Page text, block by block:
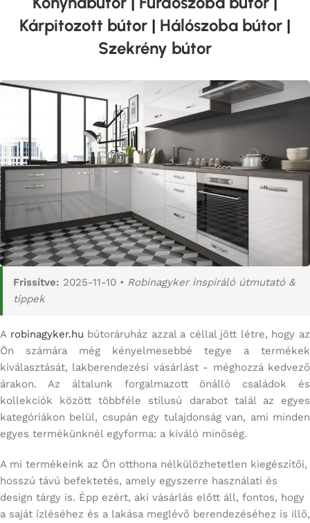
Kárpitozott bútor | Hálószoba bútor |
Szekrény bútor
Frissítve: 2025-11-10 • Robinagyker inspiráló útmutató &
tippek
A robinagyker.hu bútoráruház azzal a céllal jött létre, hogy az
Ön számára még kényelmesebbé tegye a termékek
kiválasztását, lakberendezési vásárlást - méghozzá kedvező
árakon. Az általunk forgalmazott önálló családok és
kollekciók között többféle stílusú darabot talál az egyes
kategóriákon belül, csupán egy tulajdonság van, ami minden
egyes termékünknél egyforma: a kiváló minőség.
A mi termékeink az Ön otthona nélkülözhetetlen kiegészítői,
hosszú távú befektetés, amely egyszerre használati és
design tárgy is. Épp ezért, aki vásárlás előtt áll, fontos, hogy
a saját ízléséhez és a lakása meglévő berendezéséhez is illő,